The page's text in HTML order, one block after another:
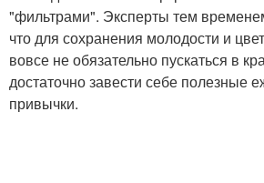
"фильтрами". Эксперты тем
что для сохранения молодости и
вовсе не обязательно пускаться в
достаточно завести себе полезные
привычки.